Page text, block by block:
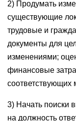
2) Продумать
существующие
трудовые и
документы для
изменениями;
финансовые
соответствующих
3) Начать поиски
на должность